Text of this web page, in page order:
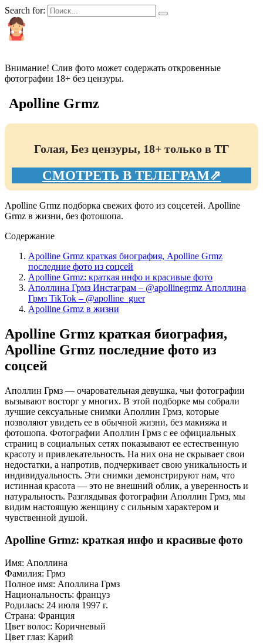
Search for:
Внимание! Слив фото может содержать откровенные
фотографии 18+ без цензуры.
Apolline Grmz
Голая, Без цензуры, 18+ только в ТГ
СМОТРЕТЬ В ТЕЛЕГРАМ⇗
Apolline Grmz подборка свежих фото из соцсетей. Apolline
Grmz в жизни, без фотошопа.
Содержание
Apolline Grmz краткая биография, Apolline Grmz
последние фото из соцсей
Apolline Grmz: краткая инфо и красивые фото
Аполлина Грмз Инстаграм – @apollinegrmz Аполлина
Грмз TikTok – @apolline_guer
Apolline Grmz в жизни
Apolline Grmz краткая биография,
Apolline Grmz последние фото из
соцсей
Аполлин Грмз — очаровательная девушка, чьи фотографии
вызывают восторг у многих. В этой подборке мы собрали
лучшие сексуальные снимки Аполлин Грмз, которые
позволяют увидеть ее в обычной жизни, без макияжа и
фотошопа. Фотографии Аполлин Грмз с ее официальных
страниц в социальных сетях показывают ее естественную
красоту и привлекательность. На них она не скрывает свои
недостатки, а напротив, подчеркивает свою уникальность и
индивидуальность. Эти снимки демонстрируют нам, что
истинная красота — это не внешний облик, а уверенность и
натуральность. Разглядывая фотографии Аполлин Грмз, мы
видим настоящую женщину с сильным характером и
чувственной душой.
Apolline Grmz: краткая инфо и красивые фото
Имя: Аполлина
Фамилия: Грмз
Полное имя: Аполлина Грмз
Национальность: француз
Родилась: 24 июля 1997 г.
Страна: Франция
Цвет волос: Коричневый
Цвет глаз: Карий